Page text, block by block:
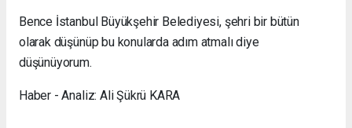
Bence İstanbul Büyükşehir Belediyesi, şehri bir bütün
olarak düşünüp bu konularda adım atmalı diye
düşünüyorum.
Haber - Analiz: Ali Şükrü KARA